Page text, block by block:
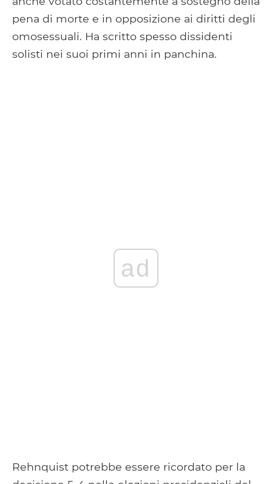
pena di morte e in opposizione ai diritti degli
omosessuali. Ha scritto spesso dissidenti
solisti nei suoi primi anni in panchina.
ad
Rehnquist potrebbe essere ricordato per la